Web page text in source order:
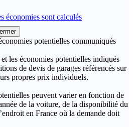
économies sont calculés
potentielles communiqués
les économies potentielles indiqués
de devis de garages référencés sur
propres prix individuels.
peuvent varier en fonction de
de la voiture, de la disponibilité du
en France où la demande doit